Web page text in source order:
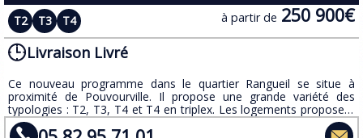
T2 T3 T4 à partir de 250 900€
Livraison Livré
Ce nouveau programme dans le quartier Rangueil se situe à
proximité de Pouvourville. Il propose une grande variété des
typologies : T2, T3, T4 et T4 en triplex. Les logements proposent
de belles prestations.